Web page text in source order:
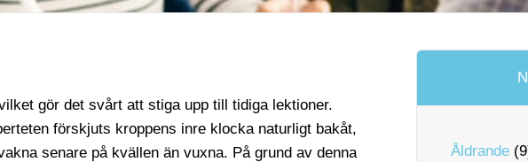
gör det svårt att stiga upp till tidiga lektioner.
förskjuts kroppens inre klocka naturligt bakåt,
senare på kvällen än vuxna. På grund av denna
Åldrande